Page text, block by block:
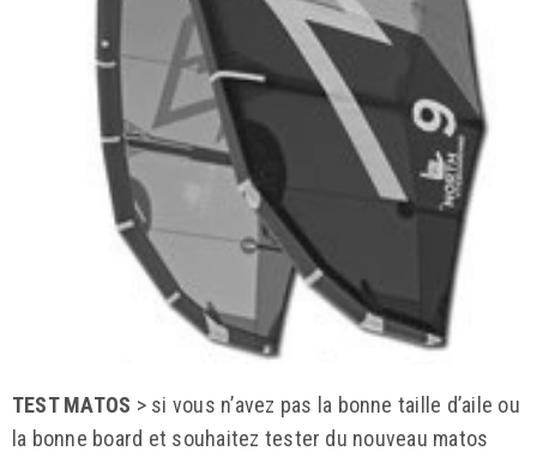
TEST MATOS > si vous n’avez pas la bonne taille d’aile ou
la bonne board et souhaitez tester du nouveau matos